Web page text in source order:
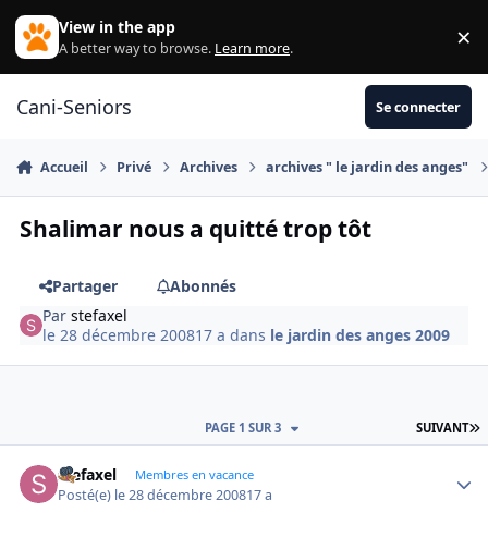
Aller au contenu
View in the app
A better way to browse. Learn more. ×
Cani-Seniors Se connecter
Accueil Privé Archives archives " le jardin des anges"
Shalimar nous a quitté trop tôt
Partager
Abonnés
Parstefaxel
le 28 décembre 200817 a dans le jardin des anges 2009
SUIVANT
PAGE 1 SUR 3
stefaxel Membres en vacance
Posté(e) le 28 décembre 200817 a